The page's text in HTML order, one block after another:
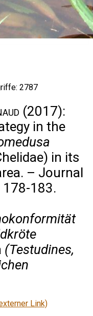
2787
(2017):
in the
in its
– Journal
183.
(Testudines,
Link)